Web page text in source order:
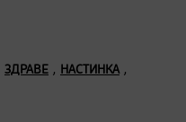
ЗДРАВЕ , НАСТИНКА,